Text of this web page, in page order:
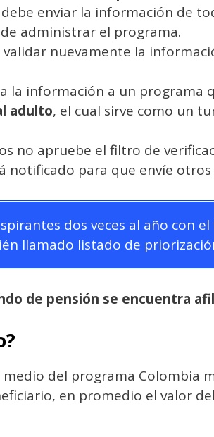
enviar la información de
administrar el programa.
validar nuevamente la
la información a un programa
adulto, el cual sirve como un
no apruebe el filtro de
para que envíe otros
dos veces al año con el
llamado listado de
de pensión se encuentra
del programa Colombia
en promedio el valor